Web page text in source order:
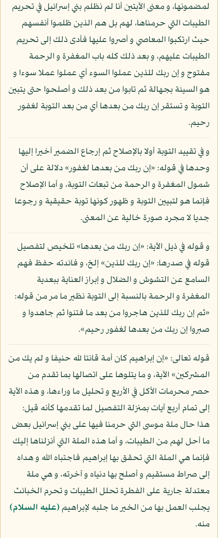
لمضمونها، و معنى الآيتين أنا لم نظلم بني إسرائيل في تحريم
الطيبات التي حرمناها، لهم بل هم الذين ظلموا أنفسهم
حيث ارتكبوا المعاصي و أصروا عليها فأدى ذلك إلى تحريم
الطيبات عليهم، و بعد ذلك كله باب المغفرة و الرحمة
مفتوح و إن ربك للذين عملوا السوء أي عملوا عملا سوءا و
هو السيئة بجهالة ثم تابوا من بعد ذلك و أصلحوا حتى يتبين
التوبة و تستقر إن ربك من بعدها أي من بعد التوبة لغفور
رحيم.
و في تقييد التوبة أولا بالإصلاح ثم إرجاع الضمير أخيرا إليها
وحدها في قوله: «إن ربك من بعدها لغفور» دلالة على أن
شمول المغفرة و الرحمة من تبعات التوبة، و أما الإصلاح
فإنما هو لتبيين التوبة و ظهور كونها توبة حقيقية و رجوعا
جديا لا مجرد صورة خالية عن المعنى.
و قوله في ذيل الآية: «إن ربك من بعدها» تلخيص لتفصيل
قوله في صدرها: «إن ربك للذين» إلخ، و فائدته حفظ فهم
السامع عن التشوش و الضلال و إبراز العناية ببعدية
المغفرة و الرحمة بالنسبة إلى التوبة نظير ما مر من قوله:
«ثم إن ربك للذين هاجروا من بعد ما فتنوا ثم جاهدوا و
صبروا إن ربك من بعدها لغفور رحيم».
قوله تعالى: «إن إبراهيم كان أمة قانتا لله حنيفا و لم يك من
المشركين» الآية، و ما يتلوها على اتصالها بما تقدم من
حصر محرمات الأكل في الأربع و تحليل ما وراءها، و هذه الآية
إلى تمام أربع آيات بمنزلة التفصيل لما تقدمها كأنه قيل:
هذا حال ملة موسى التي حرمنا فيها على بني إسرائيل بعض
ما أحل لهم من الطيبات، و أما هذه الملة التي أنزلناها إليك
فإنما هي الملة التي تحقق بها إبراهيم فاجتباه الله و هداه
إلى صراط مستقيم و أصلح بها دنياه و آخرته، و هي ملة
معتدلة جارية على الفطرة تحلل الطيبات و تحرم الخبائث
يجلب العمل بها من الخير ما جلبه لإبراهيم(عليه السلام)
منه.